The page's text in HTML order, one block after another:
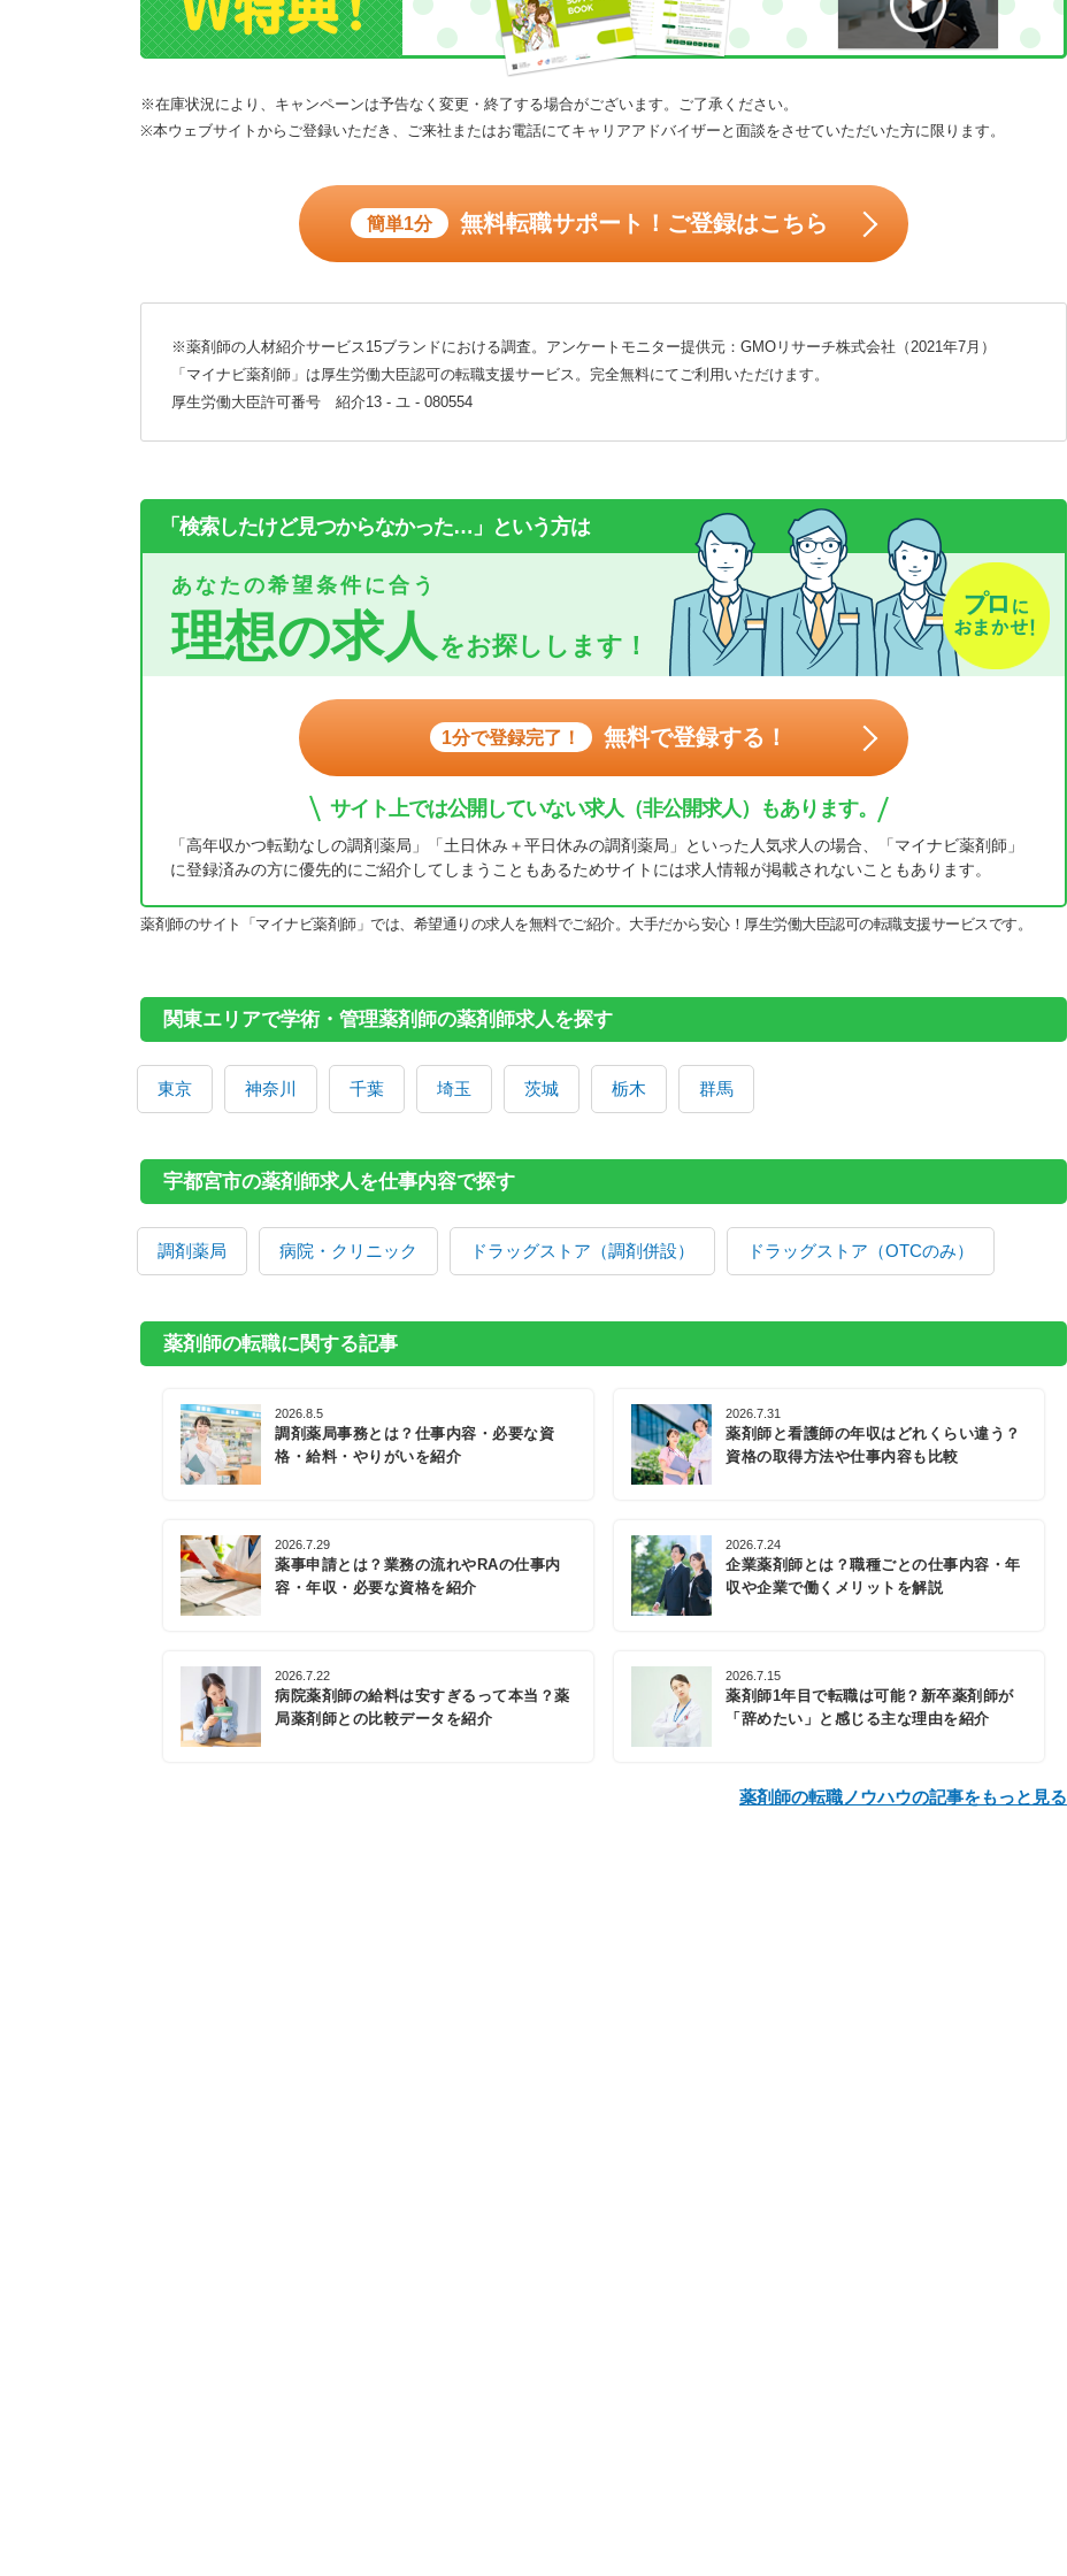
※在庫状況により、キャンペーンは予告なく変更・終了する場合がございます。ご了承ください。
※本ウェブサイトからご登録いただき、ご来社またはお電話にてキャリアアドバイザーと面談をさせていただいた方に限ります。
簡単1分 無料転職サポート！ご登録はこちら
※薬剤師の人材紹介サービス15ブランドにおける調査。アンケートモニター提供元：GMOリサーチ株式会社（2021年7月）
「マイナビ薬剤師」は厚生労働大臣認可の転職支援サービス。完全無料にてご利用いただけます。
厚生労働大臣許可番号 紹介13 - ユ - 080554
「検索したけど見つからなかった…」という方は
あなたの希望条件に合う
理想の求人をお探しします！
1分で登録完了！ 無料で登録する！
サイト上では公開していない求人（非公開求人）もあります。
「高年収かつ転勤なしの調剤薬局」「土日休み＋平日休みの調剤薬局」といった人気求人の場合、「マイナビ薬剤師」
に登録済みの方に優先的にご紹介してしまうこともあるためサイトには求人情報が掲載されないこともあります。
薬剤師のサイト「マイナビ薬剤師」では、希望通りの求人を無料でご紹介。大手だから安心！厚生労働大臣認可の転職支援サービスです。
関東エリアで学術・管理薬剤師の薬剤師求人を探す
東京 神奈川 千葉 埼玉 茨城 栃木 群馬
宇都宮市の薬剤師求人を仕事内容で探す
調剤薬局 病院・クリニック ドラッグストア（調剤併設） ドラッグストア（OTCのみ）
薬剤師の転職に関する記事
2026.8.5
調剤薬局事務とは？仕事内容・必要な資
格・給料・やりがいを紹介
2026.7.31
薬剤師と看護師の年収はどれくらい違う？
資格の取得方法や仕事内容も比較
2026.7.29
薬事申請とは？業務の流れやRAの仕事内
容・年収・必要な資格を紹介
2026.7.24
企業薬剤師とは？職種ごとの仕事内容・年
収や企業で働くメリットを解説
2026.7.22
病院薬剤師の給料は安すぎるって本当？薬
局薬剤師との比較データを紹介
2026.7.15
薬剤師1年目で転職は可能？新卒薬剤師が
「辞めたい」と感じる主な理由を紹介
薬剤師の転職ノウハウの記事をもっと見る